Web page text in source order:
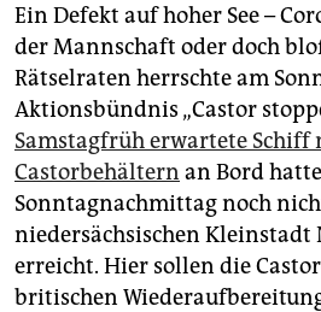
unterstützen
abo
genossenschaft
epaper login
Ein Defekt auf hoher See –
der Mannschaft oder doch
Rätselraten herrschte am
Aktionsbündnis „Castor
Samstagfrüh erwartete Schiff
Castorbehältern an Bord
Sonntagnachmittag noch
niedersächsischen Kleinstadt
erreicht. Hier sollen die
britischen